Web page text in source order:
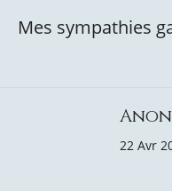
Mes sympathies
22 Avr